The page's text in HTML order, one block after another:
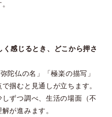
感じるとき、どこから押さ
陀仏の名」「極楽の描写」
掴むと見通しが立ちます。
ずつ調べ、生活の場面（不
が進みます。